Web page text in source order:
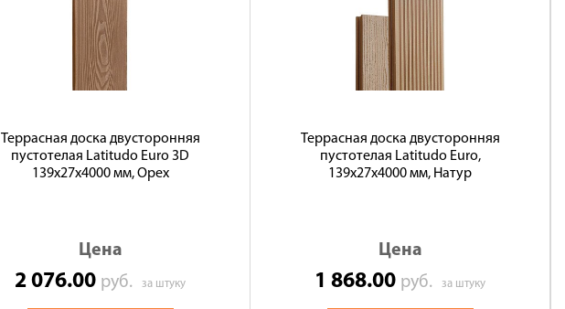
Террасная доска двусторонняя
пустотелая Latitudo Euro 3D
139х27х4000 мм, Орех
Цена
2 076.00 руб. за штуку
Террасная доска двусторонняя
пустотелая Latitudo Euro,
139х27х4000 мм, Натур
Цена
1 868.00 руб. за штуку